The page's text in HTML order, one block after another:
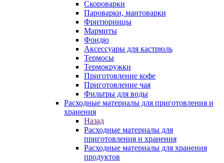
Скороварки
Пароварки, мантоварки
Фритюрницы
Мармиты
Фондю
Аксессуары для кастрюль
Термосы
Термокружки
Приготовление кофе
Приготовление чая
Фильтры для воды
Расходные материалы для приготовления и
хранения
Назад
Расходные материалы для
приготовления и хранения
Расходные материалы для хранения
продуктов